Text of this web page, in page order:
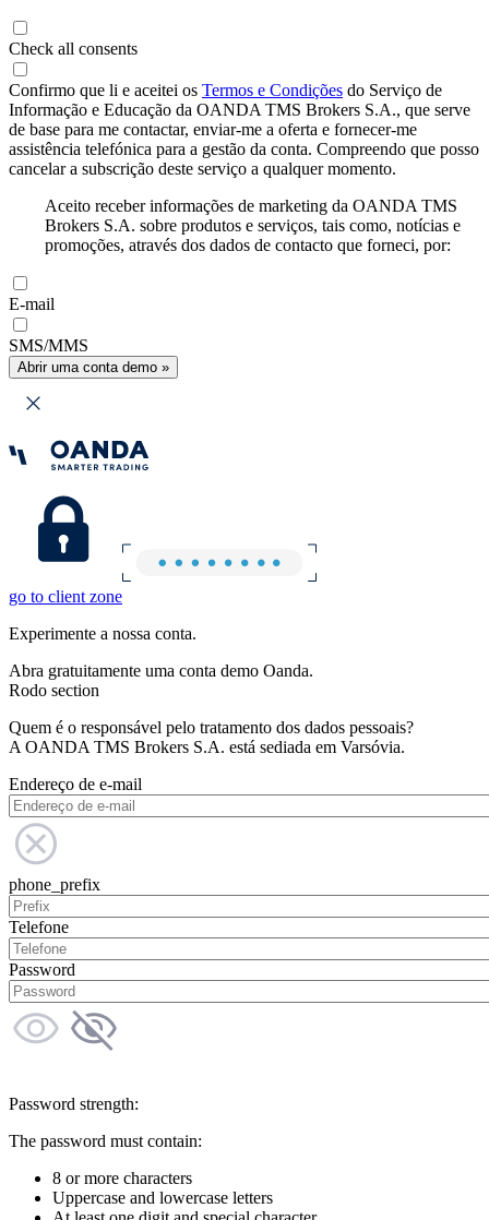
Check all consents
Confirmo que li e aceitei os Termos e Condições do Serviço de
Informação e Educação da OANDA TMS Brokers S.A., que serve
de base para me contactar, enviar-me a oferta e fornecer-me
assistência telefónica para a gestão da conta. Compreendo que posso
cancelar a subscrição deste serviço a qualquer momento.
Aceito receber informações de marketing da OANDA TMS
Brokers S.A. sobre produtos e serviços, tais como, notícias e
promoções, através dos dados de contacto que forneci, por:
E-mail
SMS/MMS
Abrir uma conta demo »
go to client zone
Experimente a nossa conta.
Abra gratuitamente uma conta demo Oanda.
Rodo section
Quem é o responsável pelo tratamento dos dados pessoais?
A OANDA TMS Brokers S.A. está sediada em Varsóvia.
Endereço de e-mail
phone_prefix
Telefone
Password
Password strength:
The password must contain:
8 or more characters
Uppercase and lowercase letters